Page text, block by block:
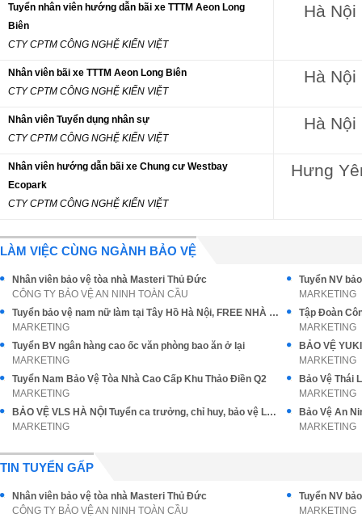
Tuyển nhân viên hướng dẫn bãi xe TTTM Aeon Long
Biên
CTY CPTM CÔNG NGHỆ KIẾN VIỆT
Hà Nội
Nhân viên bãi xe TTTM Aeon Long Biên
CTY CPTM CÔNG NGHỆ KIẾN VIỆT
Hà Nội
Nhân viên Tuyển dụng nhân sự
CTY CPTM CÔNG NGHỆ KIẾN VIỆT
Hà Nội
Nhân viên hướng dẫn bãi xe Chung cư Westbay
Ecopark
CTY CPTM CÔNG NGHỆ KIẾN VIỆT
Hưng
LÀM VIỆC CÙNG NGÀNH BẢO VỆ
Nhân viên bảo vệ tòa nhà Masteri Thủ Đức
CÔNG TY BẢO VỆ AN NINH TOÀN CẦU
MARKETING
Tuyển bảo vệ nam nữ làm tại Tây Hồ Hà Nội, FREE NHÀ Ở đi làm ngay
MARKETING
MARKETING
Tuyển BV ngân hàng cao ốc văn phòng bao ăn ở lại
MARKETING
MARKETING
Tuyển Nam Bảo Vệ Tòa Nhà Cao Cấp Khu Thảo Điền Q2
MARKETING
MARKETING
BẢO VỆ VLS HÀ NỘI Tuyển ca trưởng, chỉ huy, bảo vệ Làm Hà Nội
MARKETING
MARKETING
TIN TUYỂN GẤP
Nhân viên bảo vệ tòa nhà Masteri Thủ Đức
CÔNG TY BẢO VỆ AN NINH TOÀN CẦU
MARKETING